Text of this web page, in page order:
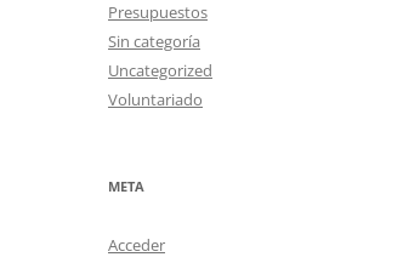
Presupuestos
Sin categoría
Uncategorized
Voluntariado
META
Acceder